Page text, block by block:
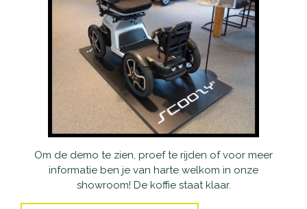
Wandelstokken
Overig
Om de demo te zien, proef te rijden of voor meer
informatie ben je van harte welkom in onze
showroom! De koffie staat klaar.